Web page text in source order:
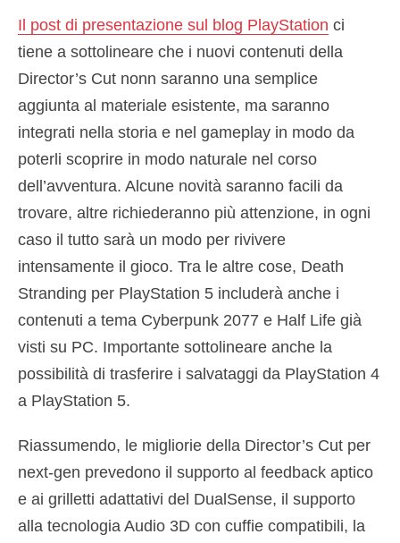
Il post di presentazione sul blog PlayStation ci
tiene a sottolineare che i nuovi contenuti della
Director’s Cut nonn saranno una semplice
aggiunta al materiale esistente, ma saranno
integrati nella storia e nel gameplay in modo da
poterli scoprire in modo naturale nel corso
dell’avventura. Alcune novità saranno facili da
trovare, altre richiederanno più attenzione, in ogni
caso il tutto sarà un modo per rivivere
intensamente il gioco. Tra le altre cose, Death
Stranding per PlayStation 5 includerà anche i
contenuti a tema Cyberpunk 2077 e Half Life già
visti su PC. Importante sottolineare anche la
possibilità di trasferire i salvataggi da PlayStation 4
a PlayStation 5.
Riassumendo, le migliorie della Director’s Cut per
next-gen prevedono il supporto al feedback aptico
e ai grilletti adattativi del DualSense, il supporto
alla tecnologia Audio 3D con cuffie compatibili, la